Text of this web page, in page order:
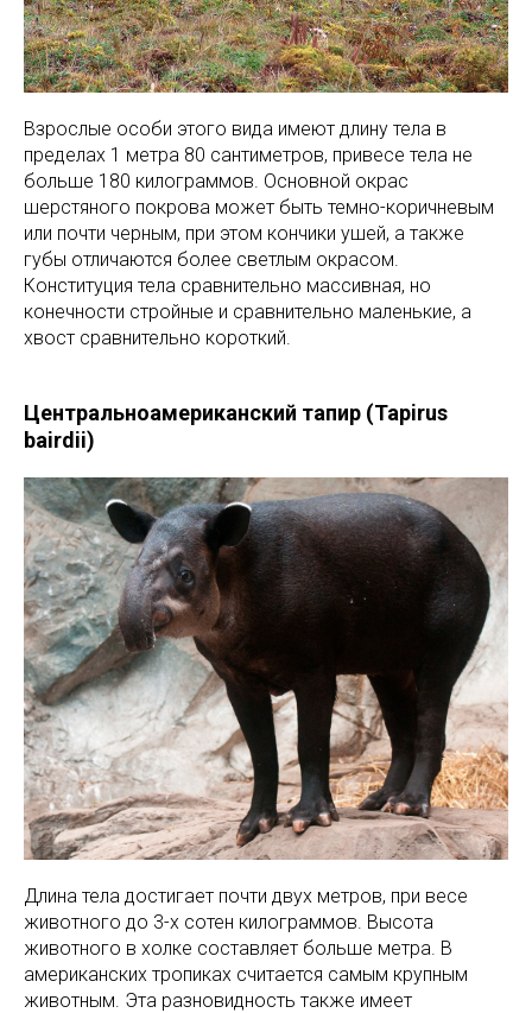
Взрослые особи этого вида имеют длину тела в
пределах 1 метра 80 сантиметров, привесе тела не
больше 180 килограммов. Основной окрас
шерстяного покрова может быть темно-коричневым
или почти черным, при этом кончики ушей, а также
губы отличаются более светлым окрасом.
Конституция тела сравнительно массивная, но
конечности стройные и сравнительно маленькие, а
хвост сравнительно короткий.
Центральноамериканский тапир (Tapirus
bairdii)
Длина тела достигает почти двух метров, при весе
животного до 3-х сотен килограммов. Высота
животного в холке составляет больше метра. В
американских тропиках считается самым крупным
животным. Эта разновидность также имеет